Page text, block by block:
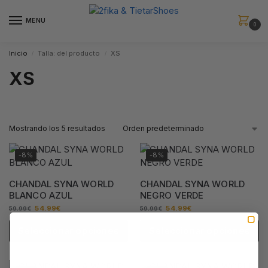
MENU
0
Inicio Talla: del producto XS
XS
Mostrando los 5 resultados
-8%
CHANDAL SYNA WORLD
BLANCO AZUL
59.99€ 54.99€
-8%
CHANDAL SYNA WORLD
NEGRO VERDE
59.99€ 54.99€